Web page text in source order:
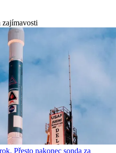
zajímavosti
Přesto nakonec sonda za